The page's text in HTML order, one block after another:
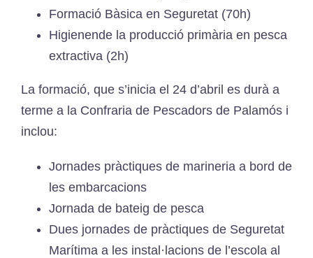
Formació Bàsica en Seguretat (70h)
Higienende la producció primària en pesca
extractiva (2h)
La formació, que s’inicia el 24 d’abril es durà a
terme a la Confraria de Pescadors de Palamós i
inclou:
Jornades pràctiques de marineria a bord de
les embarcacions
Jornada de bateig de pesca
Dues jornades de pràctiques de Seguretat
Marítima a les instal·lacions de l’escola al